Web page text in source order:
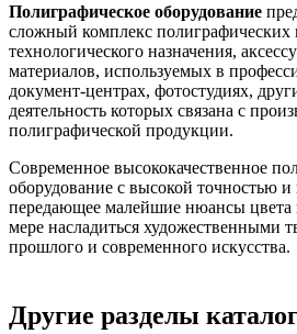
Полиграфическое оборудование
сложный комплекс полиграфических
технологического назначения,
материалов, используемых в
документ-центрах, фотостудиях,
деятельность которых связана с
полиграфической продукции.
Современное высококачественное
оборудование с высокой точностью и
передающее малейшие нюансы цвета
мере насладиться художественными
прошлого и современного искусства.
Другие разделы